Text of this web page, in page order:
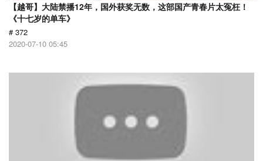
【越哥】大陆禁播12年，国外获奖无数，这部国产青春片太冤枉！
《十七岁的单车》
# 372
2020-07-10 05:45